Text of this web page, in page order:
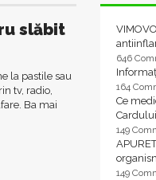
slăbit
la pastile sau
tv, radio,
Ba mai
646
164
Ce
149
149